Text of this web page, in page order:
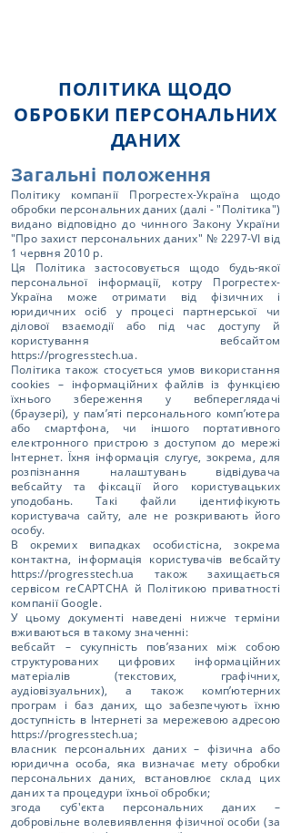
ПОЛІТИКА ЩОДО
ОБРОБКИ ПЕРСОНАЛЬНИХ
ДАНИХ
Загальні положення
Політику компанії Прогрестех-Україна щодо
обробки персональних даних (далі - "Політика")
видано відповідно до чинного Закону України
"Про захист персональних даних" № 2297-VI від
1 червня 2010 р.
Ця Політика застосовується щодо будь-якої
персональної інформації, котру Прогрестех-
Україна може отримати від фізичних і
юридичних осіб у процесі партнерської чи
ділової взаємодії або під час доступу й
користування вебсайтом
https://progresstech.ua.
Політика також стосується умов використання
cookies – інформаційних файлів із функцією
їхнього збереження у вебпереглядачі
(браузері), у пам’яті персонального комп’ютера
або смартфона, чи іншого портативного
електронного пристрою з доступом до мережі
Інтернет. Їхня інформація слугує, зокрема, для
розпізнання налаштувань відвідувача
вебсайту та фіксації його користувацьких
уподобань. Такі файли ідентифікують
користувача сайту, але не розкривають його
особу.
В окремих випадках особистісна, зокрема
контактна, інформація користувачів вебсайту
https://progresstech.ua також захищається
сервісом reCAPTCHA й Політикою приватності
компанії Google.
У цьому документі наведені нижче терміни
вживаються в такому значенні:
вебсайт – сукупність пов’язаних між собою
структурованих цифрових інформаційних
матеріалів (текстових, графічних,
аудіовізуальних), а також комп’ютерних
програм і баз даних, що забезпечують їхню
доступність в Інтернеті за мережевою адресою
https://progresstech.ua;
власник персональних даних – фізична або
юридична особа, яка визначає мету обробки
персональних даних, встановлює склад цих
даних та процедури їхньої обробки;
згода суб'єкта персональних даних –
добровільне волевиявлення фізичної особи (за